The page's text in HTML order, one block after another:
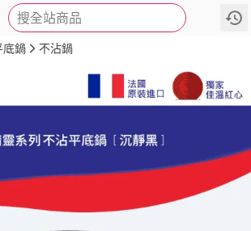
搜全站商品
評價 詳情
底鍋 不沾鍋